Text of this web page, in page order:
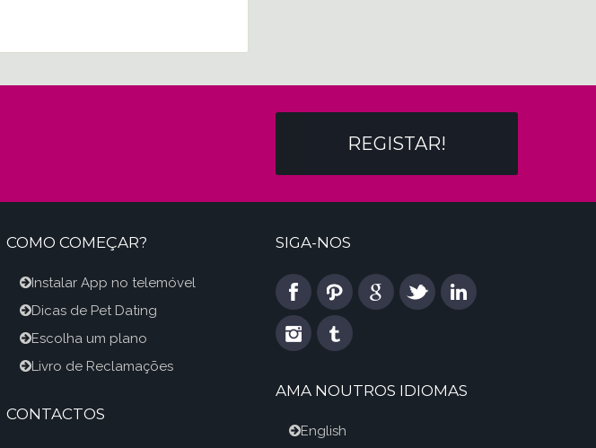
REGISTAR!
COMO COMEÇAR?
Instalar App no telemóvel
Dicas de Pet Dating
Escolha um plano
Livro de Reclamações
CONTACTOS
SIGA-NOS
AMA NOUTROS IDIOMAS
English